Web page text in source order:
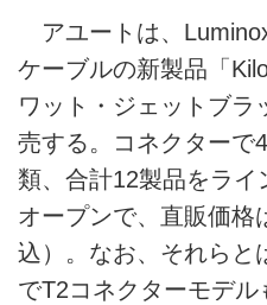
アユートは、
ケーブルの新製品「
ワット・ジェットブラ
売する。コネクターで
類、合計12製品をライ
オープンで、直販価格
込）。なお、それら
でT2コネクターモデル